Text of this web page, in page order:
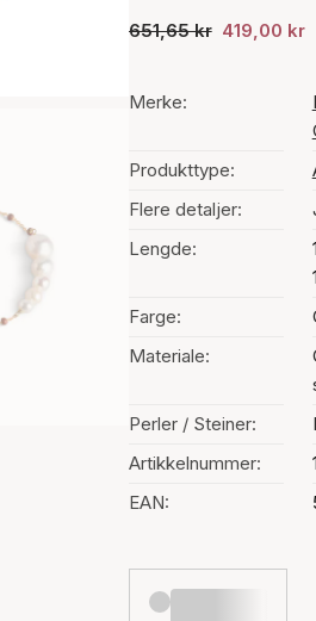
651,65 kr 419,00 kr
Merke:
Produkttype:
Flere detaljer:
Lengde:
Farge:
Materiale:
Perler / Steiner:
Artikkelnummer:
EAN: